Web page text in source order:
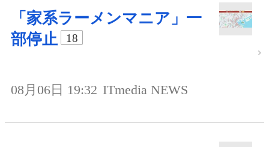
「家系ラーメンマニア」一
部停止
18
08月06日 19:32 ITmedia NEWS